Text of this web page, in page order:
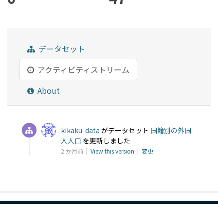
データセット
アクティビティストリーム
About
kikaku-data がデータセット 国籍別の外国
人人口 を更新しました
2 か月前 | View this version | 変更